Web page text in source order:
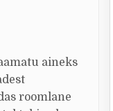
aineks
roomlane